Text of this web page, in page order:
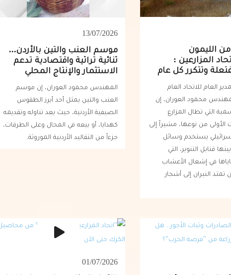
الليمون
المزارعين :
وتتكرر كل عام
العام للاتحاد العام
محمود العوران، إن
التي تطال المزارع
الأولى من نوعها، مشيراً إلى
يستخدم وسائل
قنابل التنوير، التي
في إشعال الأعشاب
تمتد النيران إلى أشجار
13/07/2026
موسم العنب والتين بالأردن...
ثنائية تراثية واقتصادية تدعم
الاستثمار والإنتاج المحلي
المهندس محمود العوران، إن موسم
العنب والتين يمثل أحد أبرز الطقوس
الصيفية الأردنية، حيث يعد تناوله وتقديمه
كهدايا، أو بيعه في المحال وعلى الطرقات،
جزءاً من التقاليد الأردنية الموروثة.
01/07/2026